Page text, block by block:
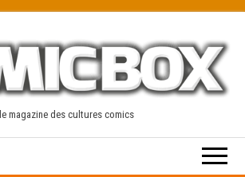
le magazine des cultures comics